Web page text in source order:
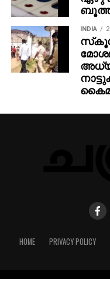
INDIA
സ്‌കൂള്‍
PRIVACY POLICY